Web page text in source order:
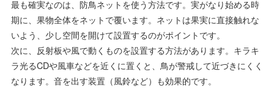
最も確実なのは、防鳥ネットを使う方法です。実がなり始める時
期に、果物全体をネットで覆います。ネットは果実に直接触れな
いよう、少し空間を開けて設置するのがポイントです。
次に、反射板や風で動くものを設置する方法があります。キラキ
ラ光るCDや風車などを近くに置くと、鳥が警戒して近づきにくく
なります。音を出す装置（風鈴など）も効果的です。